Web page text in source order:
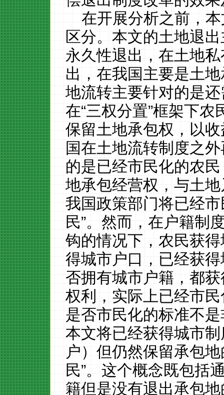
在开展分析之前，
区分。本文的土地退
永久性退出，在土地
出，在我国主要是土
地流转主要针对的是
在“三权分置”框架下
保留土地承包权，以
国在土地流转制度之
的是已经市民化的农
地承包经营权，与土
我国政策部门将已经
民”。然而，在户籍制
钩的情况下，农民获
得城市户口，已经获
否拥有城市户籍，都
权利，实际上已经市
是否市民化的标准不
本文将已经获得城市
户）但仍然保留承包
民”。这个概念既包括
籍但是没有退出承包